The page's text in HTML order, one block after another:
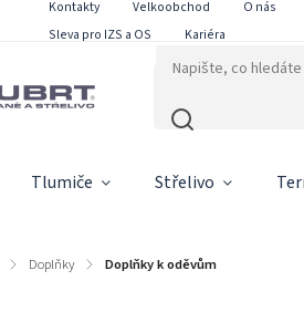
Kontakty Velkoobchod O nás
Sleva pro IZS a OS
Kariéra
Tlumiče Střelivo
/ Doplňky / Doplňky k oděvům